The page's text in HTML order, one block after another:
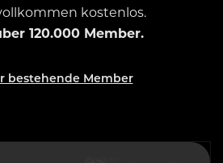
kostenlos.
120.000 Member.
bestehende Member